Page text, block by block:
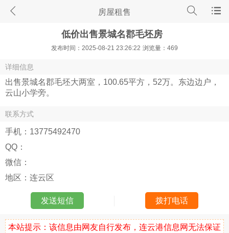
房屋租售
低价出售景城名郡毛坯房
发布时间：2025-08-21 23:26:22 浏览量：469
详细信息
出售景城名郡毛坯大两室，100.65平方，52万。东边边户，
云山小学旁。
联系方式
手机： 13775492470
QQ：
微信：
地区： 连云区
发送短信 拨打电话
本站提示：该信息由网友自行发布，连云港信息网无法保证